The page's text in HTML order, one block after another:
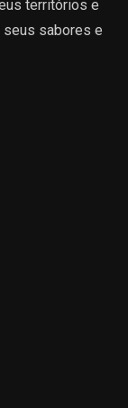
territórios e
sabores e